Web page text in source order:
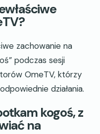
zachowanie na
podczas sesji
OmeTV, którzy
działania.
kogoś, z
na